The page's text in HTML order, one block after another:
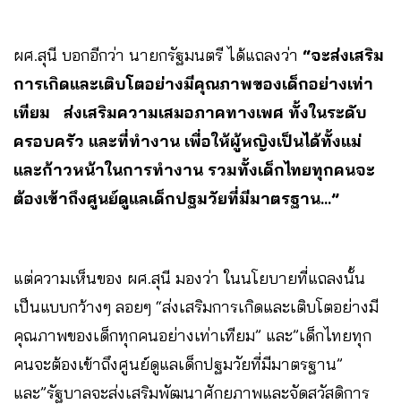
ผศ.สุนี บอกอีกว่า นายกรัฐมนตรี ได้แถลงว่า “จะส่งเสริม
การเกิดและเติบโตอย่างมีคุณภาพของเด็กอย่างเท่า
เทียม ส่งเสริมความเสมอภาคทางเพศ ทั้งในระดับ
ครอบครัว และที่ทำงาน เพื่อให้ผู้หญิงเป็นได้ทั้งแม่
และก้าวหน้าในการทำงาน รวมทั้งเด็กไทยทุกคนจะ
ต้องเข้าถึงศูนย์ดูแลเด็กปฐมวัยที่มีมาตรฐาน…”
แต่ความเห็นของ ผศ.สุนี มองว่า ในนโยบายที่แถลงนั้น
เป็นแบบกว้างๆ ลอยๆ “ส่งเสริมการเกิดและเติบโตอย่างมี
คุณภาพของเด็กทุกคนอย่างเท่าเทียม” และ”เด็กไทยทุก
คนจะต้องเข้าถึงศูนย์ดูแลเด็กปฐมวัยที่มีมาตรฐาน”
และ”รัฐบาลจะส่งเสริมพัฒนาศักยภาพและจัดสวัสดิการ